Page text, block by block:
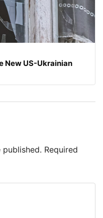
New US-Ukrainian
Required